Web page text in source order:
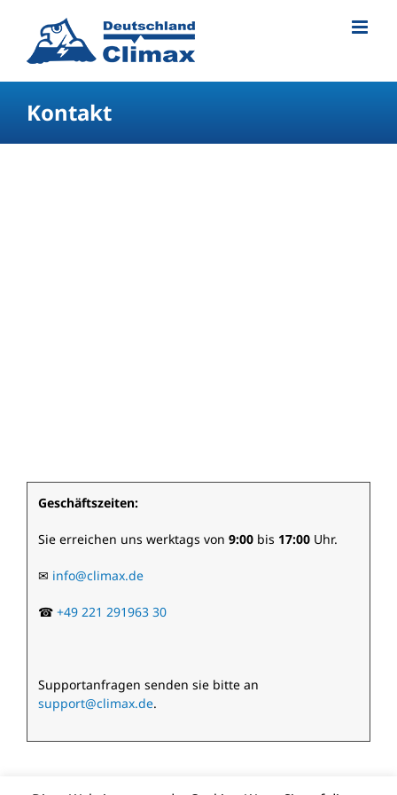
Kontakt
Geschäftszeiten:
Sie erreichen uns werktags von9:00 bis 17:00 Uhr.
✉ info@climax.de
☎+49 221 291963 30
Supportanfragen senden sie bitte an
support@climax.de.